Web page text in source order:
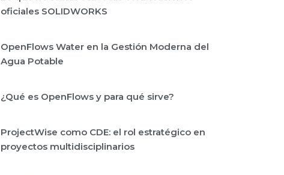
oficiales SOLIDWORKS
OpenFlows Water en la Gestión Moderna del
Agua Potable
¿Qué es OpenFlows y para qué sirve?
ProjectWise como CDE: el rol estratégico en
proyectos multidisciplinarios